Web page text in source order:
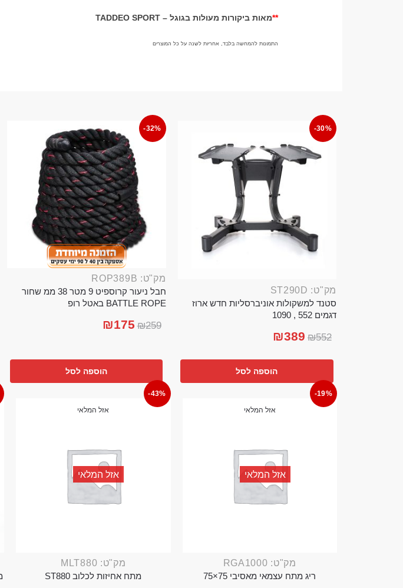
**מאות ביקורות מעולות בגוגל – TADDEO SPORT
התמונות להמחשה בלבד, אחריות לשנה על כל המוצרים
-30%
מק"ט: ST290D
סטנד למשקולות אוניברסליות חדש ארוז
דגמים 552 , 1090
₪552
₪389
הוספה לסל
-32%
מק"ט: ROP389B
חבל ניעור קרוספיט 9 מטר 38 ממ שחור
BATTLE ROPE באטל רופ
₪259
₪175
הוספה לסל
-19%
אזל המלאי
אזל המלאי
מק"ט: RGA1000
ריג מתח עצמאי מאסיבי 75×75
-43%
אזל המלאי
אזל המלאי
מק"ט: MLT880
מתח אחיזות לכלוב ST880